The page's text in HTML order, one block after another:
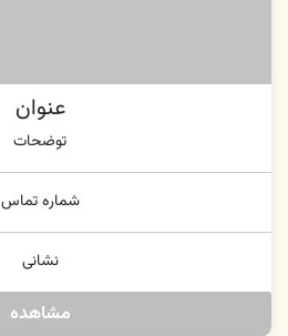
عنوان
توضحات
شماره تماس
نشانی
مشاهده